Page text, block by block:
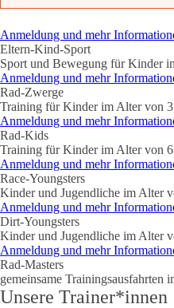
Anmeldung und mehr
Eltern-Kind-Sport
Sport und Bewegung für Kinder
Anmeldung und mehr
Rad-Zwerge
Training für Kinder im Alter von
Anmeldung und mehr
Rad-Kids
Training für Kinder im Alter von 6
Anmeldung und mehr
Race-Youngsters
Kinder und Jugendliche im Alter
Anmeldung und mehr
Dirt-Youngsters
Kinder und Jugendliche im Alter
Anmeldung und mehr
Rad-Masters
gemeinsame Trainingsausfahrten
Unsere Trainer*innen